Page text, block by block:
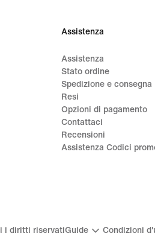
Assistenza
Assistenza
Stato ordine
Spedizione e consegna
Resi
Opzioni di pagamento
Contattaci
Recensioni
Assistenza Codici
i diritti riservatiGuide Condizioni